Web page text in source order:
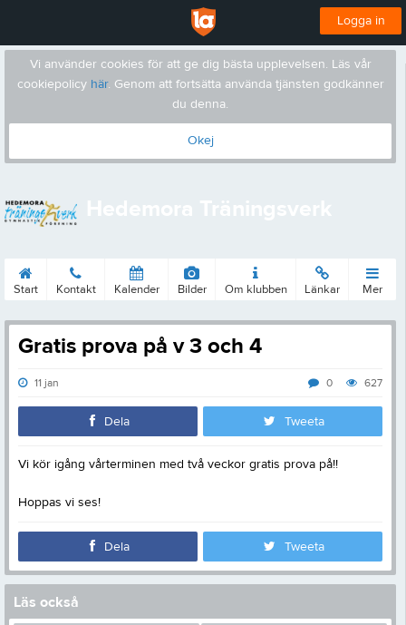
Logga in
Vi använder cookies för att ge dig bästa upplevelsen. Läs vår
cookiepolicy här. Genom att fortsätta använda tjänsten godkänner
du denna.
Okej
Start Kontakt Kalender Bilder Om klubben Länkar Mer
Gratis prova på v 3 och 4
11 jan 627
0
Dela Tweeta
Vi kör igång vårterminen med två veckor gratis prova på!!
Hoppas vi ses!
Dela Tweeta
Läs också